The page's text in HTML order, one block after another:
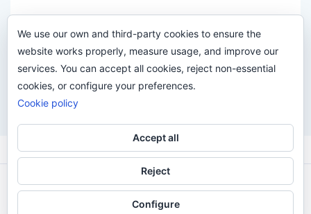
le quiten el teléfono.
Odi O'Malley © 2016-2025. Todos Los Derechos
Reservados.
We use our own and third-party cookies to ensure the
website works properly, measure usage, and improve our
services. You can accept all cookies, reject non-essential
cookies, or configure your preferences.
Cookie policy
Accept all
Reject
Configure